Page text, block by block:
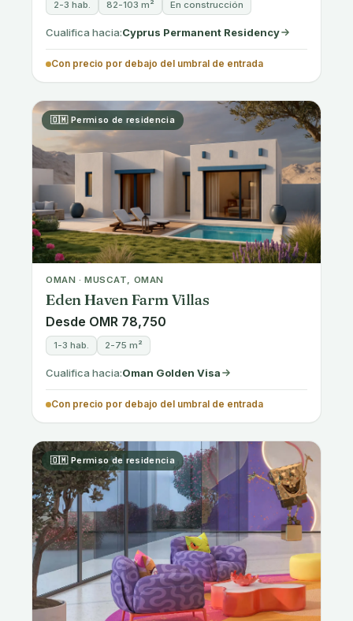
GREECE · CHALANDRI, ATHENS
New Furnished Apartments in
Chalandri, Athens, Golden Visa
Qualified
Desde €250,000
1 hab. 33-45 m² Disponible
Cualifica hacia: Greece Golden Visa
Con precio en o por encima del umbral de entrada
🇬🇷 Permiso de residencia